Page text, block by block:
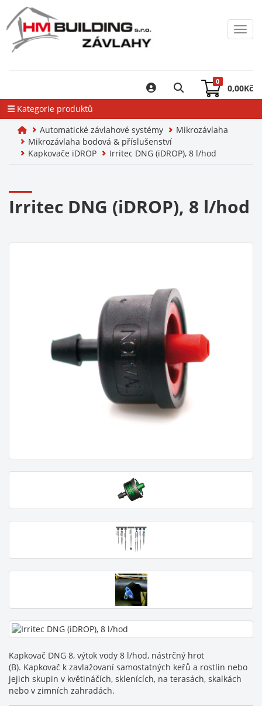
0
0,00Kč
Kategorie produktů
Automatické závlahové systémy
Mikrozávlaha
Mikrozávlaha bodová & příslušenství
Kapkovače iDROP
Irritec DNG (iDROP), 8 l/hod
Irritec DNG (iDROP), 8 l/hod
Kapkovač DNG 8, výtok vody 8 l/hod, nástrčný hrot
(B). Kapkovač k zavlažovaní samostatných keřů a rostlin nebo
jejich skupin v květináčích, sklenících, na terasách, skalkách
nebo v zimních zahradách.